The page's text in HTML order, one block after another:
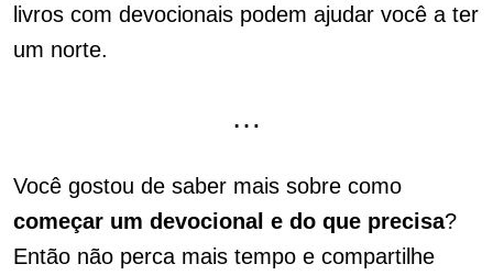
livros com devocionais podem ajudar você a ter
um norte.
…
Você gostou de saber mais sobre como
começar um devocional e do que precisa?
Então não perca mais tempo e compartilhe